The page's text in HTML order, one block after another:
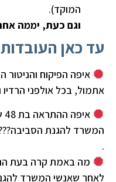
המוקד).
וגם כעת, יממה
עד כאן
איפה הפיקוח
אתמול, בכל אולפני הרדיו
המשרד להגנת
.
מה באמת קרה בעת
לאחר שאנשי המשרד